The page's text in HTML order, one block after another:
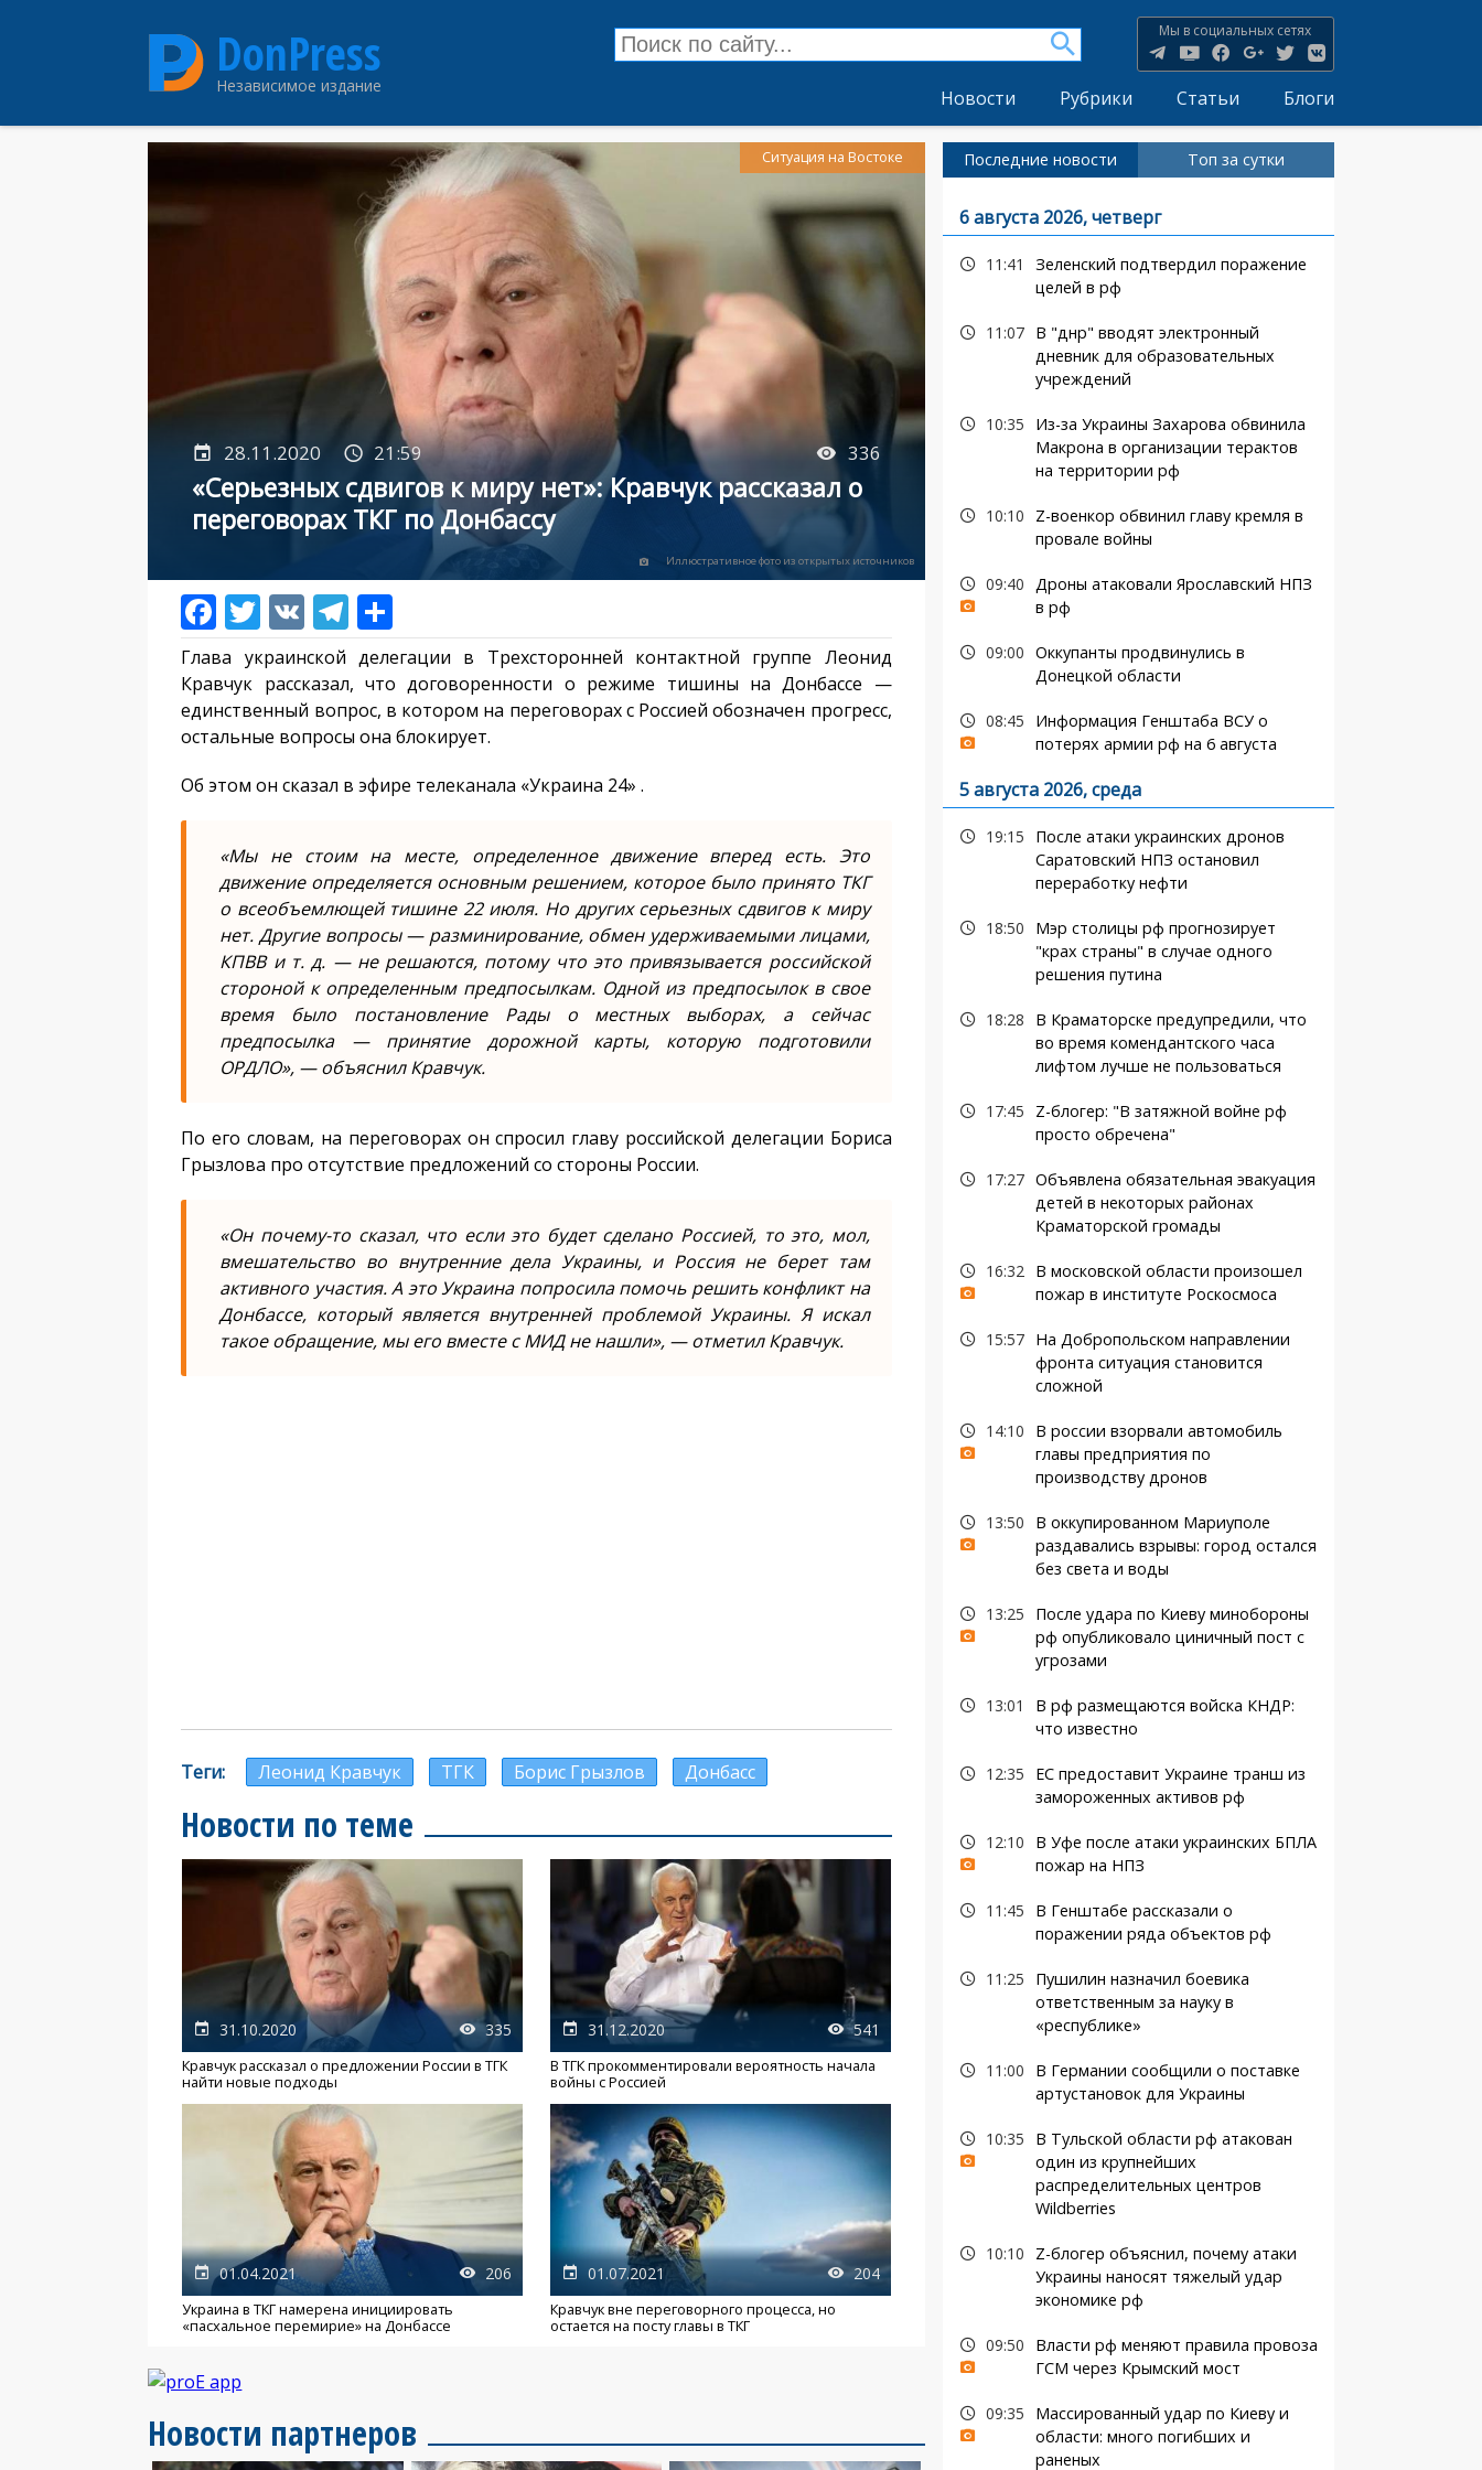
DonPress
Независимое издание
Мы в социальных сетях
Новости Рубрики Статьи Блоги
28.11.2020 21:59 336
«Серьезных сдвигов к миру нет»: Кравчук рассказал о
переговорах ТКГ по Донбассу
Иллюстративное фото из открытых источников
Ситуация на Востоке
Глава украинской делегации в Трехсторонней контактной группе Леонид
Кравчук рассказал, что договоренности о режиме тишины на Донбассе —
единственный вопрос, в котором на переговорах с Россией обозначен прогресс,
остальные вопросы она блокирует.
Об этом он сказал в эфире телеканала «Украина 24» .
«Мы не стоим на месте, определенное движение вперед есть. Это
движение определяется основным решением, которое было принято ТКГ
о всеобъемлющей тишине 22 июля. Но других серьезных сдвигов к миру
нет. Другие вопросы — разминирование, обмен удерживаемыми лицами,
КПВВ и т. д. — не решаются, потому что это привязывается российской
стороной к определенным предпосылкам. Одной из предпосылок в свое
время было постановление Рады о местных выборах, а сейчас
предпосылка — принятие дорожной карты, которую подготовили
ОРДЛО», — объяснил Кравчук.
По его словам, на переговорах он спросил главу российской делегации Бориса
Грызлова про отсутствие предложений со стороны России.
«Он почему-то сказал, что если это будет сделано Россией, то это, мол,
вмешательство во внутренние дела Украины, и Россия не берет там
активного участия. А это Украина попросила помочь решить конфликт на
Донбассе, который является внутренней проблемой Украины. Я искал
такое обращение, мы его вместе с МИД не нашли», — отметил Кравчук.
Теги Леонид Кравчук ТГК Борис Грызлов Донбасс
Новости по теме
31.10.2020 335
Кравчук рассказал о предложении России в ТГК
найти новые подходы
31.12.2020 541
В ТГК прокомментировали вероятность начала
войны с Россией
01.04.2021 206
Украина в ТКГ намерена инициировать
«пасхальное перемирие» на Донбассе
01.07.2021 204
Кравчук вне переговорного процесса, но
остается на посту главы в ТКГ
Новости партнеров
Последние новости Топ за сутки
6 августа 2026, четверг
11:41
Зеленский подтвердил поражение
целей в рф
11:07
В "днр" вводят электронный
дневник для образовательных
учреждений
10:35
Из-за Украины Захарова обвинила
Макрона в организации терактов
на территории рф
10:10
Z-военкор обвинил главу кремля в
провале войны
09:40 Дроны атаковали Ярославский НПЗ
в рф
09:00 Оккупанты продвинулись в
Донецкой области
08:45
Информация Генштаба ВСУ о
потерях армии рф на 6 августа
5 августа 2026, среда
19:15
После атаки украинских дронов
Саратовский НПЗ остановил
переработку нефти
18:50
Мэр столицы рф прогнозирует
"крах страны" в случае одного
решения путина
18:28
В Краматорске предупредили, что
во время комендантского часа
лифтом лучше не пользоваться
17:45
Z-блогер: "В затяжной войне рф
просто обречена"
17:27 Объявлена обязательная эвакуация
детей в некоторых районах
Краматорской громады
16:32
В московской области произошел
пожар в институте Роскосмоса
15:57
На Добропольском направлении
фронта ситуация становится
сложной
14:10
В россии взорвали автомобиль
главы предприятия по
производству дронов
13:50
В оккупированном Мариуполе
раздавались взрывы: город остался
без света и воды
13:25
После удара по Киеву минобороны
рф опубликовало циничный пост с
угрозами
13:01
В рф размещаются войска КНДР:
что известно
12:35
ЕС предоставит Украине транш из
замороженных активов рф
12:10
В Уфе после атаки украинских БПЛА
пожар на НПЗ
11:45
В Генштабе рассказали о
поражении ряда объектов рф
11:25
Пушилин назначил боевика
ответственным за науку в
«республике»
11:00
В Германии сообщили о поставке
артустановок для Украины
10:35
В Тульской области рф атакован
один из крупнейших
распределительных центров
Wildberries
10:10
Z-блогер объяснил, почему атаки
Украины наносят тяжелый удар
экономике рф
09:50
Власти рф меняют правила провоза
ГСМ через Крымский мост
09:35
Массированный удар по Киеву и
области: много погибших и
раненых